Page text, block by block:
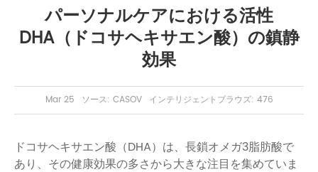
パーソナルケアにおける活性
DHA（ドコサヘキサエン酸）の鎮静
効果
Mar 25 ソース: CASOV インテリジェントブラウズ: 476
ドコサヘキサエン酸（DHA）は、長鎖オメガ3脂肪酸で
あり、その健康効果の多さから大きな注目を集めていま